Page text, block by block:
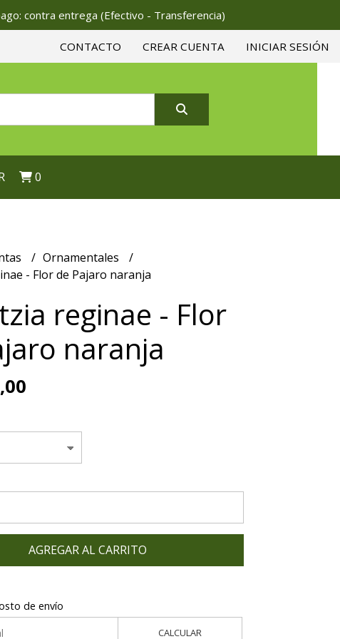
contra entrega (Efectivo - Transferencia)
CONTACTO CREAR CUENTA INICIAR SESIÓN
0
Ornamentales
- Flor de Pajaro naranja
reginae - Flor
naranja
AGREGAR AL CARRITO
de envío
CALCULAR